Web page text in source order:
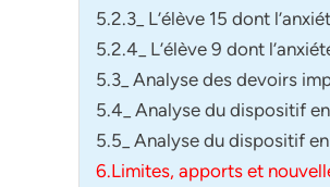
5.2.3_ L’élève 15 dont
5.2.4_ L’élève 9 dont
5.3_ Analyse des devoirs
5.4_ Analyse du dispositif
5.5_ Analyse du dispositif
6.Limites, apports et